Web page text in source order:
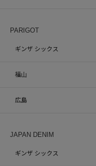
PARIGOT
ギンザ シックス
福山
広島
JAPAN DENIM
ギンザ シックス